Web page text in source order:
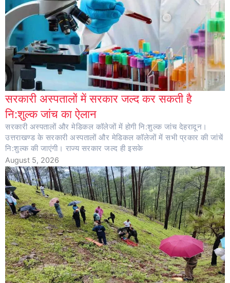
सरकारी अस्पतालों में सरकार जल्द कर सकती है
नि:शुल्क जांच का ऐलान
सरकारी अस्पतालों और मेडिकल कॉलेजों में होगी नि:शुल्क जांच देहरादून।
उत्तराखण्ड के सरकारी अस्पतालों और मेडिकल कॉलेजों में सभी प्रकार की जांचें
नि:शुल्क की जाएंगी। राज्य सरकार जल्द ही इसके
August 5, 2026